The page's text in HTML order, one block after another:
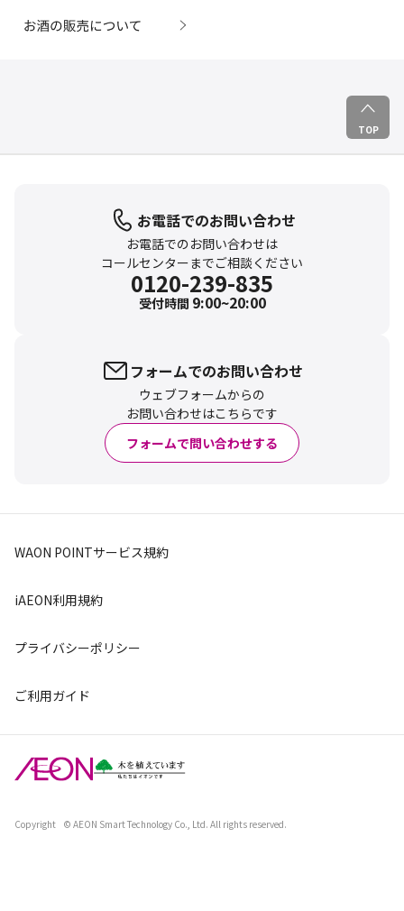
TOP
お電話でのお問い合わせ
お電話でのお問い合わせは
コールセンターまでご相談ください
0120-239-835
受付時間 9:00~20:00
フォームでのお問い合わせ
ウェブフォームからの
お問い合わせはこちらです
フォームで問い合わせする
WAON POINTサービス規約
iAEON利用規約
プライバシーポリシー
ご利用ガイド
Copyright © AEON Smart Technology Co., Ltd. All rights reserved.